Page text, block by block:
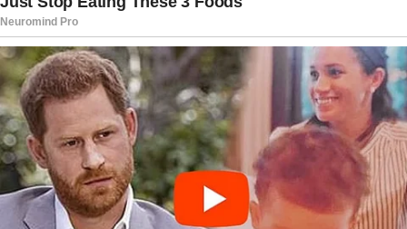
Diante disso, a mensagem é clara: uma simples
coceira na cabeça nem sempre deve ser
ignorada. Na maioria das vezes, a causa é
benigna e facilmente tratável, mas o sintoma
também pode servir como um aviso de que o
corpo precisa de atenção. Ao perceber que o
desconforto é frequente, intenso ou